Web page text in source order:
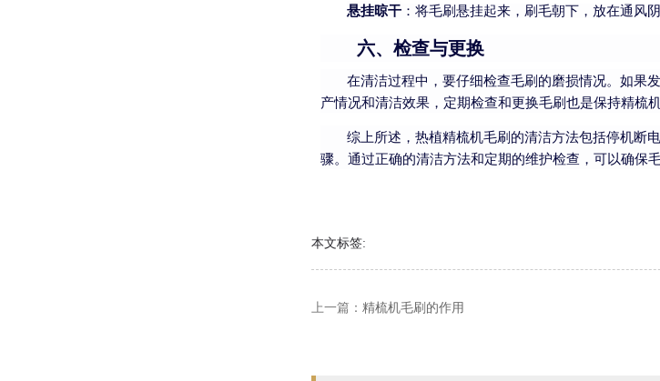
悬挂晾干 ：将毛刷悬挂起来，刷毛朝下，放在通风
六、检查与更换
在清洁过程中，要仔细检查毛刷的磨损情况。如果
产情况和清洁效果，定期检查和更换毛刷也是保持精梳
综上所述，热植精梳机毛刷的清洁方法包括停机断
骤。通过正确的清洁方法和定期的维护检查，可以确保
本文标签:
上一篇： 精梳机毛刷的作用